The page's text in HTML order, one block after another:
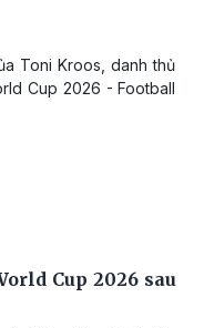
Toni Kroos, danh thủ
Cup 2026 - Football
Cup 2026 sau